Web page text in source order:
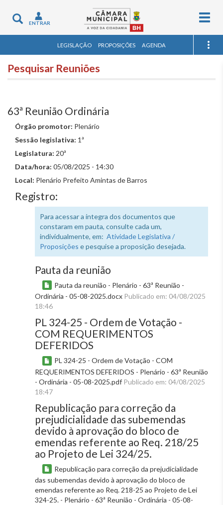
Toggle
navigation
ENTRAR
LEGISLAÇÃO PROPOSIÇÕES AGENDA
Pesquisar Reuniões
63ª Reunião Ordinária
Órgão promotor: Plenário
Sessão legislativa: 1ª
Legislatura: 20ª
Data/hora: 05/08/2025 - 14:30
Local: Plenário Prefeito Amintas de Barros
Registro:
Para acessar a íntegra dos documentos que
constaram em pauta, consulte cada um,
individualmente, em: Atividade Legislativa /
Proposições e pesquise a proposição desejada.
Pauta da reunião
Pauta da reunião - Plenário - 63ª Reunião -
Ordinária - 05-08-2025.docx Publicado em: 04/08/2025
18:46
PL 324-25 - Ordem de Votação -
COM REQUERIMENTOS
DEFERIDOS
PL 324-25 - Ordem de Votação - COM
REQUERIMENTOS DEFERIDOS - Plenário - 63ª Reunião
- Ordinária - 05-08-2025.pdf Publicado em: 04/08/2025
18:47
Republicação para correção da
prejudicialidade das subemendas
devido à aprovação do bloco de
emendas referente ao Req. 218/25
ao Projeto de Lei 324/25.
Republicação para correção da prejudicialidade
das subemendas devido à aprovação do bloco de
emendas referente ao Req. 218-25 ao Projeto de Lei
324-25. - Plenário - 63ª Reunião - Ordinária - 05-08-